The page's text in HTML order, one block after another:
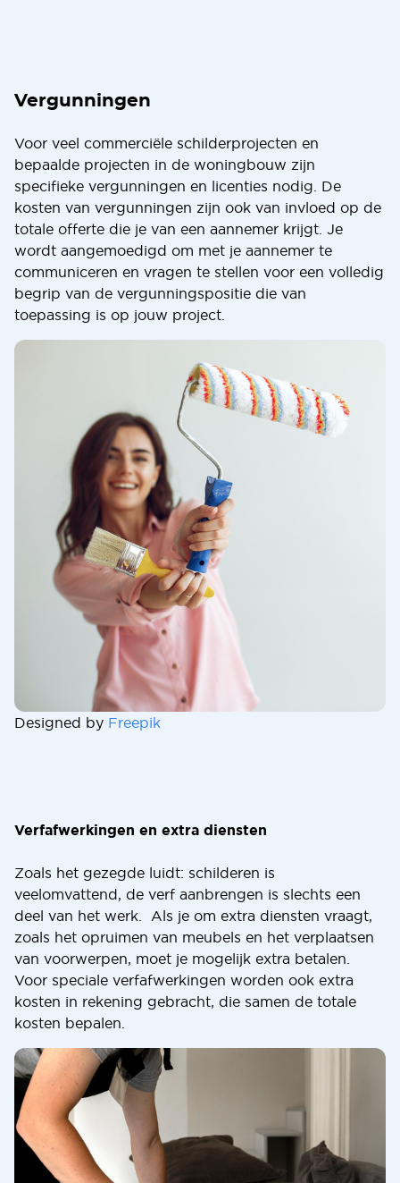
Vergunningen
Voor veel commerciële schilderprojecten en
bepaalde projecten in de woningbouw zijn
specifieke vergunningen en licenties nodig. De
kosten van vergunningen zijn ook van invloed op de
totale offerte die je van een aannemer krijgt. Je
wordt aangemoedigd om met je aannemer te
communiceren en vragen te stellen voor een volledig
begrip van de vergunningspositie die van
toepassing is op jouw project.
Designed by Freepik
Verfafwerkingen en extra diensten
Zoals het gezegde luidt: schilderen is
veelomvattend, de verf aanbrengen is slechts een
deel van het werk. Als je om extra diensten vraagt,
zoals het opruimen van meubels en het verplaatsen
van voorwerpen, moet je mogelijk extra betalen.
Voor speciale verfafwerkingen worden ook extra
kosten in rekening gebracht, die samen de totale
kosten bepalen.